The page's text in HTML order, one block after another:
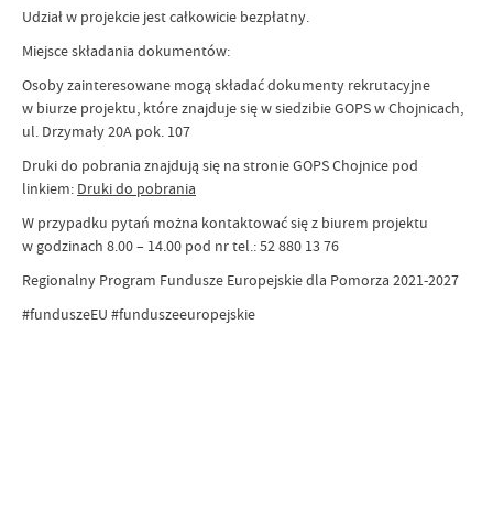
Udział w projekcie jest całkowicie bezpłatny.
Miejsce składania dokumentów:
Osoby zainteresowane mogą składać dokumenty rekrutacyjne
w biurze projektu, które znajduje się w siedzibie GOPS w Chojnicach,
ul. Drzymały 20A pok. 107
Druki do pobrania znajdują się na stronie GOPS Chojnice pod
linkiem: Druki do pobrania
W przypadku pytań można kontaktować się z biurem projektu
w godzinach 8.00 – 14.00 pod nr tel.: 52 880 13 76
Regionalny Program Fundusze Europejskie dla Pomorza 2021-2027
#funduszeEU #funduszeeuropejskie